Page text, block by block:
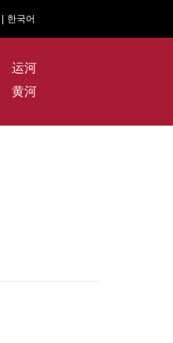
한국어
运河
黄河